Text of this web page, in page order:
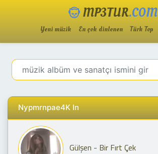
MP3TUR.COM
Yeni müzik En çok dinlenen Türk Top
Nypmrnpae4K In
Gülşen - Bir Fırt Çek